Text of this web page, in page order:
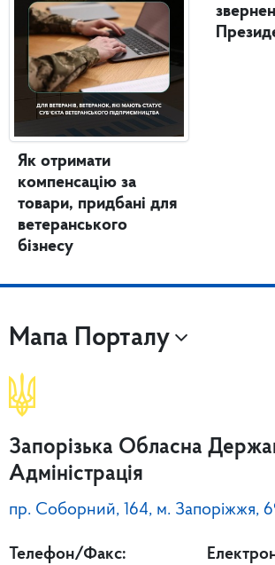
Як отримати
компенсацію за
товари, придбані для
ветеранського
бізнесу
Мапа Порталу
Запорізька Обласна
Адміністрація
пр. Соборний, 164, м. Запоріжжя,
Телефон/Факс: